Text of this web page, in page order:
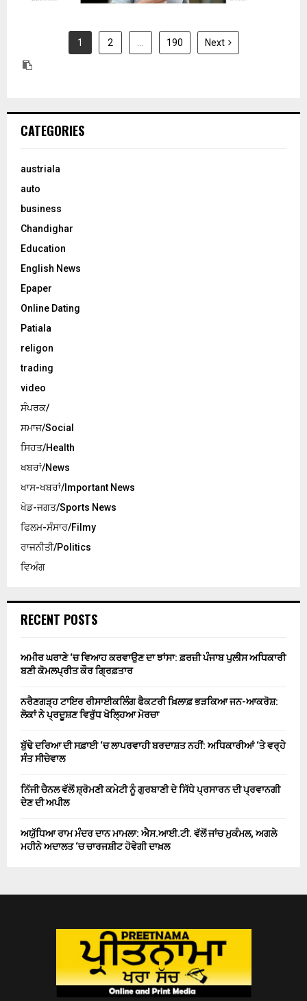
1 2 190 Next
CATEGORIES
austriala
auto
business
Chandighar
Education
English News
Epaper
Online Dating
Patiala
religon
trading
video
ਸੰਪਰਕ/
ਸਮਾਜ/Social
ਸਿਹਤ/Health
ਖਬਰਾਂ/News
ਖਾਸ-ਖਬਰਾਂ/Important News
ਖੇਡ-ਜਗਤ/Sports News
ਫਿਲਮ-ਸੰਸਾਰ/Filmy
ਰਾਜਨੀਤੀ/Politics
ਵਿਅੰਗ
RECENT POSTS
ਅਮੀਰ ਘਰਾਣੇ ‘ਚ ਵਿਆਹ ਕਰਵਾਉਣ ਦਾ ਝਾਂਸਾ: ਫ਼ਰਜ਼ੀ ਪੰਜਾਬ ਪੁਲੀਸ ਅਧਿਕਾਰੀ
ਬਣੀ ਕੋਮਲਪ੍ਰੀਤ ਕੌਰ ਗ੍ਰਿਫ਼ਤਾਰ
ਨਰੈਣਗੜ੍ਹ ਟਾਇਰ ਰੀਸਾਈਕਲਿੰਗ ਫੈਕਟਰੀ ਖ਼ਿਲਾਫ਼ ਭੜਕਿਆ ਜਨ-ਆਕਰੋਸ਼:
ਲੋਕਾਂ ਨੇ ਪ੍ਰਦੂਸ਼ਣ ਵਿਰੁੱਧ ਖੋਲ੍ਹਿਆ ਮੋਰਚਾ
ਬੁੱਢੇ ਦਰਿਆ ਦੀ ਸਫ਼ਾਈ ‘ਚ ਲਾਪਰਵਾਹੀ ਬਰਦਾਸ਼ਤ ਨਹੀਂ: ਅਧਿਕਾਰੀਆਂ ‘ਤੇ ਵਰ੍ਹੇ
ਸੰਤ ਸੀਚੇਵਾਲ
ਨਿੱਜੀ ਚੈਨਲ ਵੱਲੋਂ ਸ਼੍ਰੋਮਣੀ ਕਮੇਟੀ ਨੂੰ ਗੁਰਬਾਣੀ ਦੇ ਸਿੱਧੇ ਪ੍ਰਸਾਰਨ ਦੀ ਪ੍ਰਵਾਨਗੀ
ਦੇਣ ਦੀ ਅਪੀਲ
ਅਯੁੱਧਿਆ ਰਾਮ ਮੰਦਰ ਦਾਨ ਮਾਮਲਾ: ਐਸ.ਆਈ.ਟੀ. ਵੱਲੋਂ ਜਾਂਚ ਮੁਕੰਮਲ, ਅਗਲੇ
ਮਹੀਨੇ ਅਦਾਲਤ ‘ਚ ਚਾਰਜਸ਼ੀਟ ਹੋਵੇਗੀ ਦਾਖ਼ਲ